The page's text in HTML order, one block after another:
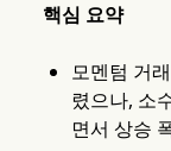
핵심 요약
모멘텀 거
렸으나, 소
면서 상승